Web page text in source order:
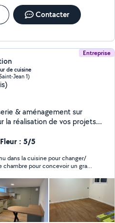
Contacter
Entreprise
de cuisine
Jean 1)
bois sur
précision et sens du détail,
et des finitions. Un seul
durable et esthétique
sur votre projet.
: 5/5
dans la cuisine pour changer/
pour concevoir un grand